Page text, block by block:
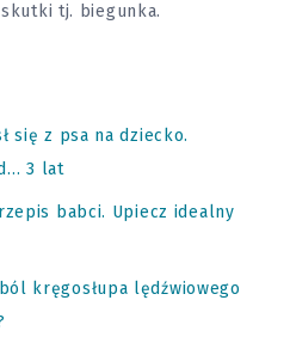
tj. biegunka.
się z psa na dziecko.
3 lat
babci. Upiecz idealny
kręgosłupa lędźwiowego